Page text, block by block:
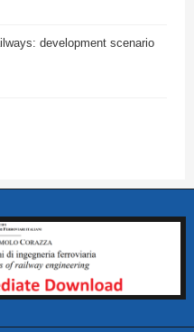
development scenario